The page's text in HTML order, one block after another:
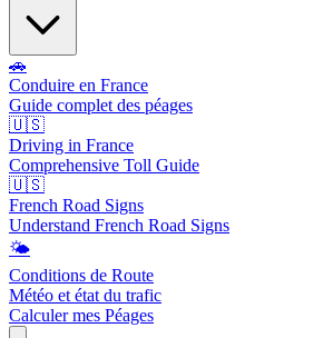
🚗
Conduire en France
Guide complet des péages
🇺🇸
Driving in France
Comprehensive Toll Guide
🇺🇸
French Road Signs
Understand French Road Signs
🌤️
Conditions de Route
Météo et état du trafic
Calculer mes Péages